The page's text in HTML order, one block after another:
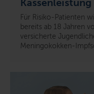
Kassenleistung
Für Risiko-Patienten
bereits ab 18 Jahren
versicherte
Meningokokken-